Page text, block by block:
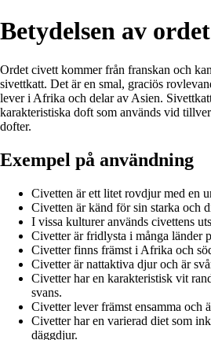
Betydelsen av
Ordet civett kommer från franskan och
sivettkatt. Det är en smal, graciös
lever i Afrika och delar av Asien.
karakteristiska doft som används vid
dofter.
Exempel på användning
Civetten är ett litet rovdjur med en
Civetten är känd för sin starka och
I vissa kulturer används civettens
Civetter är fridlysta i många länder
Civetter finns främst i Afrika och
Civetter är nattaktiva djur och är
Civetter har en karakteristisk vit
svans.
Civetter lever främst ensamma och
Civetter har en varierad diet som
däggdjur.